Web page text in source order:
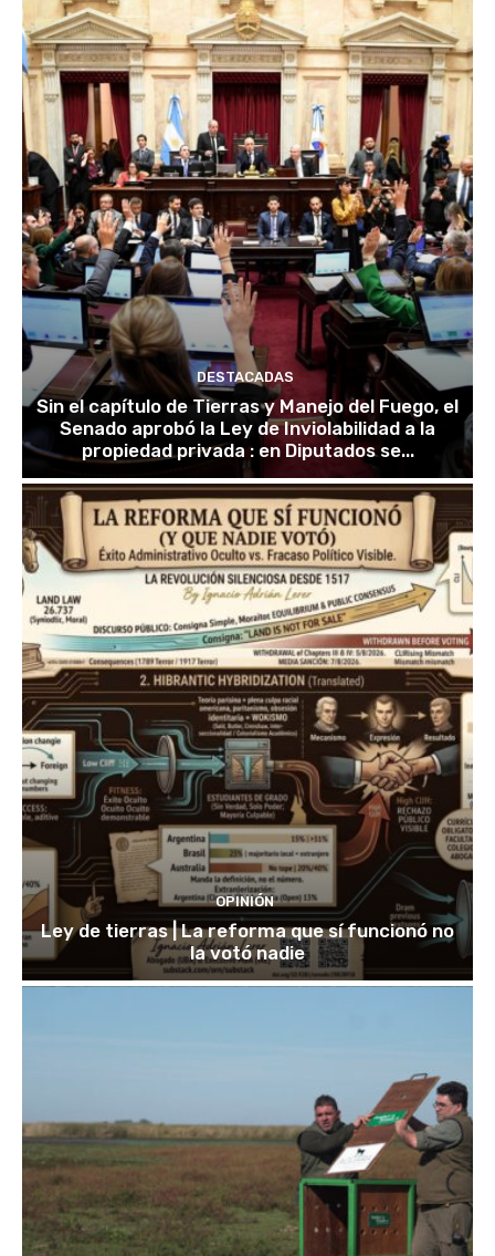
DESTACADAS
Sin el capítulo de Tierras y Manejo del Fuego, el
Senado aprobó la Ley de Inviolabilidad a la
propiedad privada : en Diputados se...
OPINIÓN
Ley de tierras | La reforma que sí funcionó no
la votó nadie